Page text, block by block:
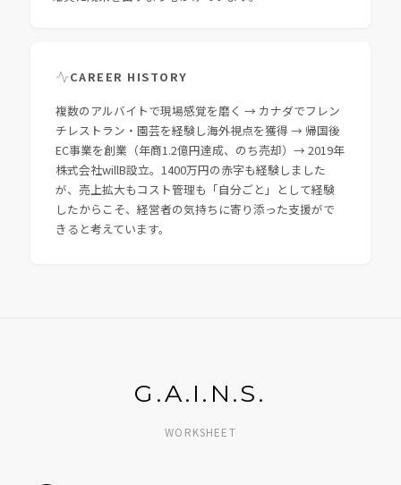
CAREER HISTORY
複数のアルバイトで現場感覚を磨く → カナダでフレン
チレストラン・園芸を経験し海外視点を獲得 → 帰国後
EC事業を創業（年商1.2億円達成、のち売却）→ 2019年
株式会社willB設立。1400万円の赤字も経験しました
が、売上拡大もコスト管理も「自分ごと」として経験
したからこそ、経営者の気持ちに寄り添った支援がで
きると考えています。
G.A.I.N.S.
WORKSHEET